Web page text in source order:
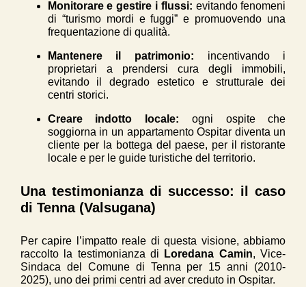
Monitorare e gestire i flussi: evitando fenomeni
di “turismo mordi e fuggi” e promuovendo una
frequentazione di qualità.
Mantenere il patrimonio: incentivando i
proprietari a prendersi cura degli immobili,
evitando il degrado estetico e strutturale dei
centri storici.
Creare indotto locale: ogni ospite che
soggiorna in un appartamento Ospitar diventa un
cliente per la bottega del paese, per il ristorante
locale e per le guide turistiche del territorio.
Una testimonianza di successo: il caso
di Tenna (Valsugana)
Per capire l’impatto reale di questa visione, abbiamo
raccolto la testimonianza di
Loredana Camin, Vice-
Sindaca del Comune di Tenna per 15 anni (2010-
2025), uno dei primi centri ad aver creduto in Ospitar.